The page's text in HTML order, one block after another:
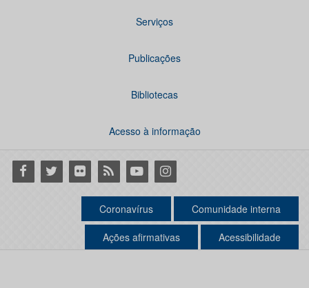
Serviços
Publicações
Bibliotecas
Acesso à informação
Facebook
Twitter Flickr RSS YoutubeInstagram
Coronavírus Comunidade interna
Ações afirmativas Acessibilidade